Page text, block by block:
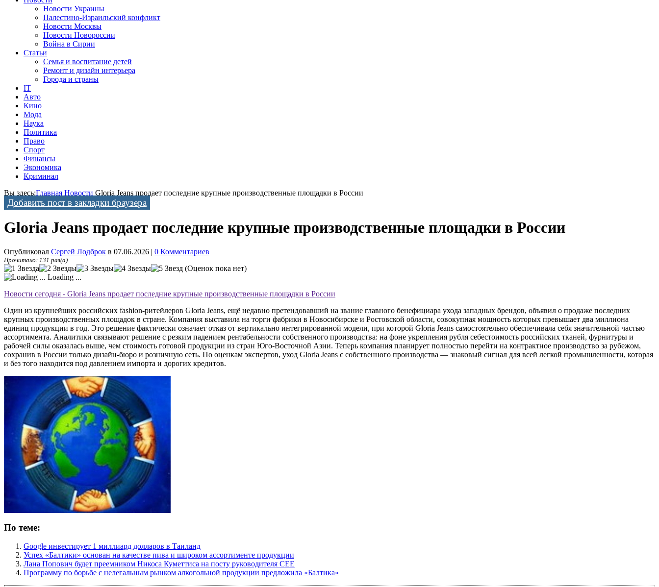
Новости Украины
Палестино-Израильский конфликт
Новости Москвы
Новости Новороссии
Война в Сирии
Статьи
Семья и воспитание детей
Ремонт и дизайн интерьера
Города и страны
IT
Авто
Кино
Мода
Наука
Политика
Право
Спорт
Финансы
Экономика
Криминал
Вы здесь:Главная Новости Gloria Jeans продает последние крупные производственные площадки в России
Добавить пост в закладки браузера
Gloria Jeans продает последние крупные производственные площадки в России
Опубликовал Сергей Лодброк в 07.06.2026 | 0 Комментариев
Прочитано: 131 раз(а)
(Оценок пока нет)
Loading ...
Новости сегодня - Gloria Jeans продает последние крупные производственные площадки в России
Один из крупнейших российских fashion-ритейлеров Gloria Jeans, ещё недавно претендовавший на звание главного бенефициара ухода западных брендов, объявил о продаже последних
крупных производственных площадок в стране. Компания выставила на торги фабрики в Новосибирске и Ростовской области, совокупная мощность которых превышает два миллиона
единиц продукции в год. Это решение фактически означает отказ от вертикально интегрированной модели, при которой Gloria Jeans самостоятельно обеспечивала себя значительной частью
ассортимента. Аналитики связывают решение с резким падением рентабельности собственного производства: на фоне укрепления рубля себестоимость российских тканей, фурнитуры и
рабочей силы оказалась выше, чем стоимость готовой продукции из стран Юго-Восточной Азии. Теперь компания планирует полностью перейти на контрактное производство за рубежом,
сохранив в России только дизайн-бюро и розничную сеть. По оценкам экспертов, уход Gloria Jeans с собственного производства — знаковый сигнал для всей легкой промышленности, которая
и без того находится под давлением импорта и дорогих кредитов.
По теме:
Google инвестирует 1 миллиард долларов в Таиланд
Успех «Балтики» основан на качестве пива и широком ассортименте продукции
Лана Попович будет преемником Никоса Куметтиса на посту руководителя CEE
Программу по борьбе с нелегальным рынком алкогольной продукции предложила «Балтика»